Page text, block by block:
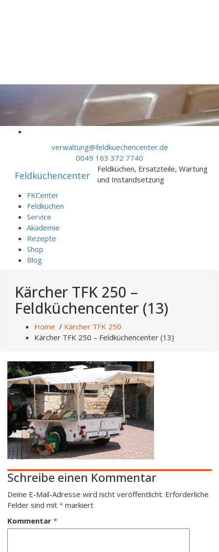
verwaltung@feldkuechencenter.de
0049 163 372 7740
Feldküchencenter
Feldküchen, Ersatzteile, Wartung
und Instandsetzung
FKCenter
Feldküchen
Service
Akademie
Rezepte
Shop
Blog
Kärcher TFK 250 –
Feldküchencenter (13)
Home / Kärcher TFK 250
Kärcher TFK 250 – Feldküchencenter (13)
Schreibe einen Kommentar
Deine E-Mail-Adresse wird nicht veröffentlicht. Erforderliche
Felder sind mit * markiert
Kommentar *